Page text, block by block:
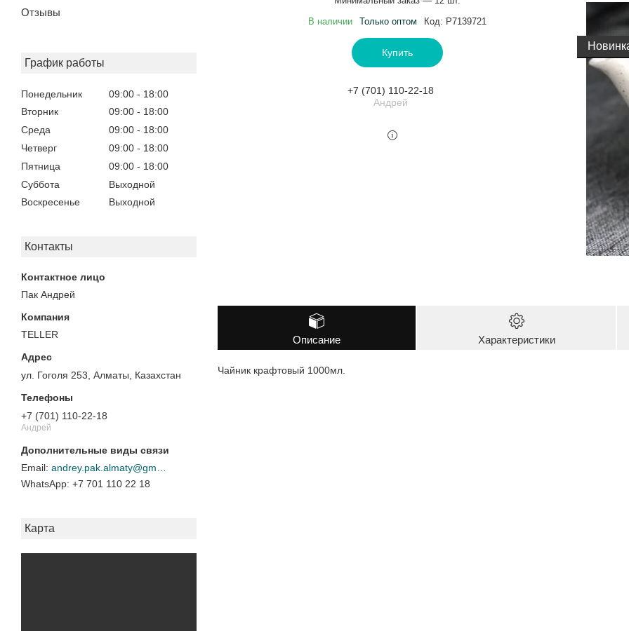
Отзывы
График работы
Понедельник 09:00
18:00
Вторник
09:00
18:00
Среда
09:00
18:00
Четверг
09:00
18:00
Пятница
09:00
18:00
Суббота
Выходной
Воскресенье
Выходной
Контакты
Пак Андрей
TELLER
ул. Гоголя 253, Алматы, Казахстан
+7 (701) 110-22-18
Андрей
+7 701 110 22 18
Карта
В наличии
Только оптом Код: P7139721
Купить
+7 (701) 110-22-18
Андрей
Описание Характеристики
Чайник крафтовый 1000мл.